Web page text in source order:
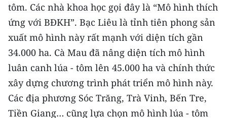
RADIO
MEDIA CENTER
E-Magazine
Video
Media Chính trị
tôm. Các nhà khoa học gọi đây là “Mô hình thích
ứng với BĐKH”. Bạc Liêu là tỉnh tiên phong sản
xuất mô hình này rất mạnh với diện tích gần
34.000 ha. Cà Mau đã nâng diện tích mô hình
luân canh lúa - tôm lên 45.000 ha và chính thức
xây dựng chương trình phát triển mô hình này.
Các địa phương Sóc Trăng, Trà Vinh, Bến Tre,
Tiền Giang… cũng lựa chọn mô hình lúa - tôm